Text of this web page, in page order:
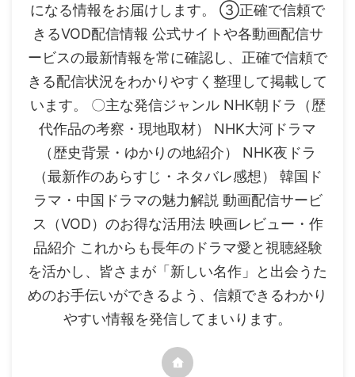
になる情報をお届けします。 ③正確で信頼で
きるVOD配信情報 公式サイトや各動画配信サ
ービスの最新情報を常に確認し、正確で信頼で
きる配信状況をわかりやすく整理して掲載して
います。 〇主な発信ジャンル NHK朝ドラ（歴
代作品の考察・現地取材） NHK大河ドラマ
（歴史背景・ゆかりの地紹介） NHK夜ドラ
（最新作のあらすじ・ネタバレ感想） 韓国ド
ラマ・中国ドラマの魅力解説 動画配信サービ
ス（VOD）のお得な活用法 映画レビュー・作
品紹介 これからも長年のドラマ愛と視聴経験
を活かし、皆さまが「新しい名作」と出会うた
めのお手伝いができるよう、信頼できるわかり
やすい情報を発信してまいります。